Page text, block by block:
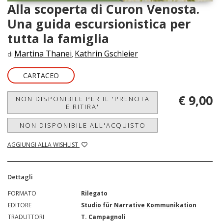
Alla scoperta di Curon Venosta.
Una guida escursionistica per
tutta la famiglia
di Martina Thanei, Kathrin Gschleier
CARTACEO
NON DISPONIBILE PER IL 'PRENOTA
E RITIRA'
NON DISPONIBILE ALL'ACQUISTO
AGGIUNGI ALLA WISHLIST
€ 9,00
Dettagli
FORMATO
Rilegato
EDITORE
Studio für Narrative Kommunikation
TRADUTTORI
T. Campagnoli